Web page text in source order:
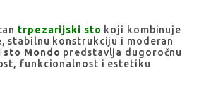
trpezarijski sto koji kombinuje
stabilnu konstrukciju i moderan
Mondo predstavlja dugoročnu
funkcionalnost i estetiku